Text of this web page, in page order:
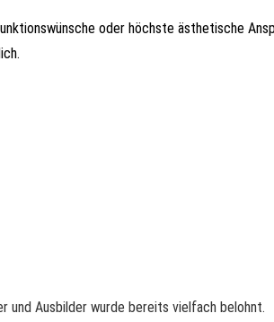
oder höchste ästhetische
und Ausbilder wurde bereits vielfach belohnt.